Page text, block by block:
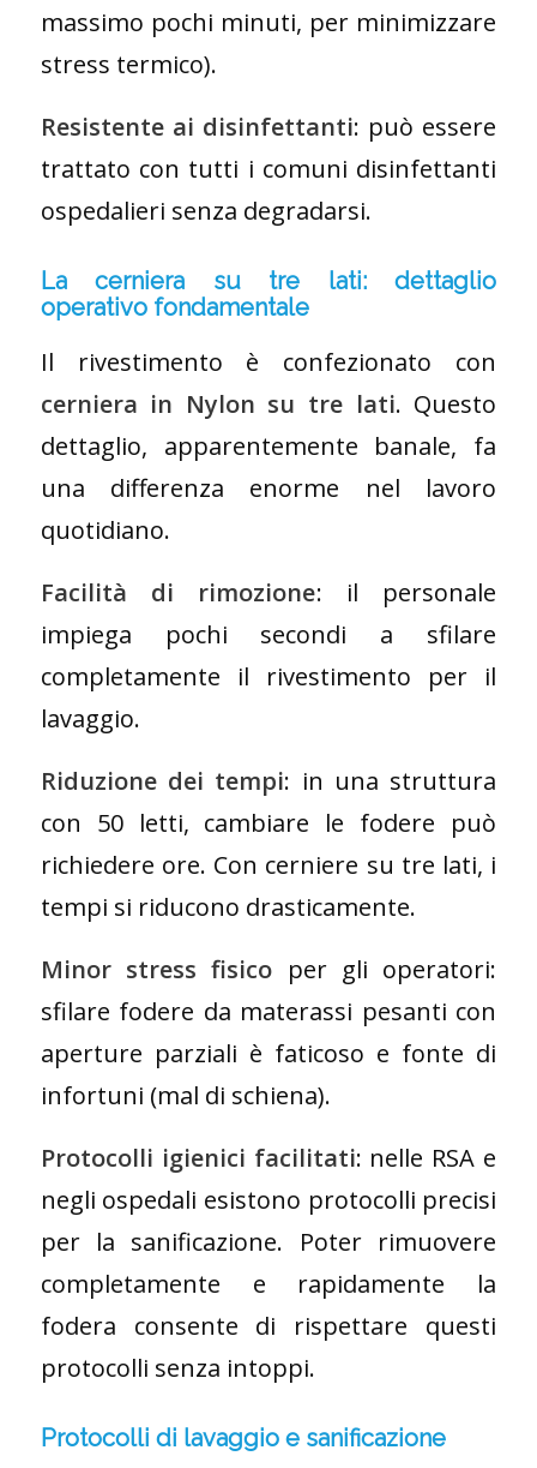
massimo pochi minuti, per minimizzare
stress termico).
Resistente ai disinfettanti: può essere
trattato con tutti i comuni disinfettanti
ospedalieri senza degradarsi.
La cerniera su tre lati: dettaglio
operativo fondamentale
Il rivestimento è confezionato con
cerniera in Nylon su tre lati. Questo
dettaglio, apparentemente banale, fa
una differenza enorme nel lavoro
quotidiano.
Facilità di rimozione: il personale
impiega pochi secondi a sfilare
completamente il rivestimento per il
lavaggio.
Riduzione dei tempi: in una struttura
con 50 letti, cambiare le fodere può
richiedere ore. Con cerniere su tre lati, i
tempi si riducono drasticamente.
Minor stress fisico per gli operatori:
sfilare fodere da materassi pesanti con
aperture parziali è faticoso e fonte di
infortuni (mal di schiena).
Protocolli igienici facilitati: nelle RSA e
negli ospedali esistono protocolli precisi
per la sanificazione. Poter rimuovere
completamente e rapidamente la
fodera consente di rispettare questi
protocolli senza intoppi.
Protocolli di lavaggio e sanificazione